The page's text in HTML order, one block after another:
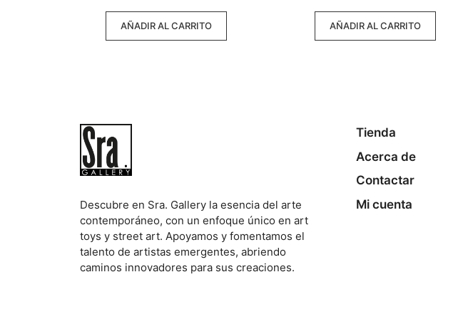
AÑADIR AL CARRITO AÑADIR AL CARRITO
Descubre en Sra. Gallery la esencia del arte
contemporáneo, con un enfoque único en art
toys y street art. Apoyamos y fomentamos el
talento de artistas emergentes, abriendo
caminos innovadores para sus creaciones.
Tienda
Acerca de
Contactar
Mi cuenta